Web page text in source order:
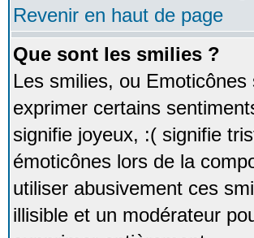
Revenir en haut de page
Que sont les smilies ?
Les smilies, ou
exprimer certains
signifie joyeux, :( signifie
émoticônes lors de la
utiliser abusivement ces
illisible et un modérateur